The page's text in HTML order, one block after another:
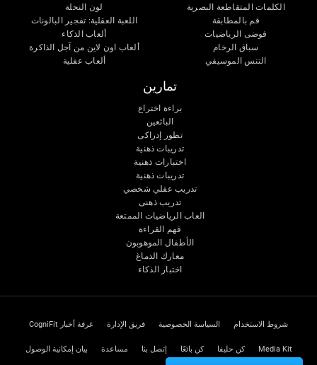
الكلمات المتقاطعة البصرية
قم بالمطابقة
فوضى الرياضيات
سباق الرخام
التنس الموسيقي
لون النحلة
اللعبة العقلية: تفجير البالونات
ألعاب الذكاء
ألعاب اون لاين من آجل الذاكرة
ألعاب عقلية
تمارين
براءة اختراع
البائعين
تطور إدراكى
تدريبات ذهنية
اختبارات ذهنية
تدريبات ذهنية
تدريب عقلي شخصي
تدريب ذهنى
العاب الرياضيات الممتعة
فهم القراءة
الأطفال الموهوبون
معارك الدماغ
اختبار الذكاء
شروط الاستخدام السياسة الخصوصية فريق الإدارة غرفة أخبار CogniFit
Media Kit كن حليفا كن بائعًا إتصل بنا مساعدة بيان إمكانية الوصول